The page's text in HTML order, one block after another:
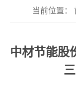
当前位置：
中材节能股